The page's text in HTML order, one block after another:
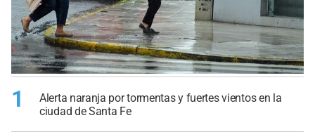
1
Alerta naranja por tormentas y fuertes vientos en la
ciudad de Santa Fe